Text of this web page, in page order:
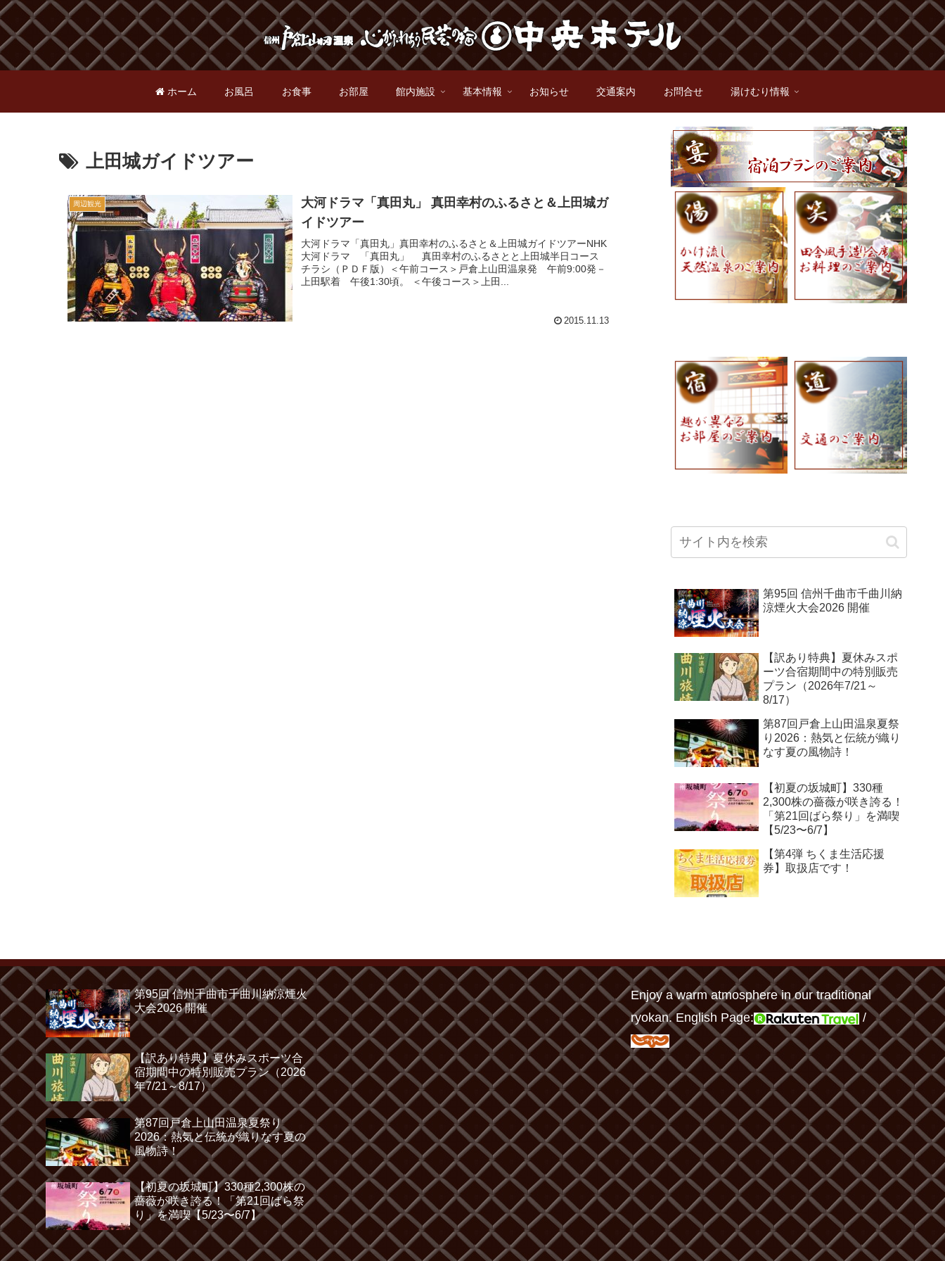
ホーム お風呂 お食事 お部屋 館内施設 基本情報 お知らせ 交通案内 お問合せ 湯けむり情報
上田城ガイドツアー
周辺観光
大河ドラマ「真田丸」 真田幸村のふるさと＆上田城ガ
イドツアー
大河ドラマ「真田丸」真田幸村のふるさと＆上田城ガイドツアーNHK
大河ドラマ 「真田丸」 真田幸村のふるさとと上田城半日コース
チラシ（ＰＤＦ版）＜午前コース＞戸倉上山田温泉発 午前9:00発－
上田駅着 午後1:30頃。 ＜午後コース＞上田...
2015.11.13
第95回 信州千曲市千曲川納
涼煙火大会2026 開催
【訳あり特典】夏休みスポ
ーツ合宿期間中の特別販売
プラン（2026年7/21～
8/17）
第87回戸倉上山田温泉夏祭
り2026：熱気と伝統が織り
なす夏の風物詩！
【初夏の坂城町】330種
2,300株の薔薇が咲き誇る！
「第21回ばら祭り」を満喫
【5/23〜6/7】
【第4弾 ちくま生活応援
券】取扱店です！
第95回 信州千曲市千曲川納涼煙火
大会2026 開催
【訳あり特典】夏休みスポーツ合
宿期間中の特別販売プラン（2026
年7/21～8/17）
第87回戸倉上山田温泉夏祭り
2026：熱気と伝統が織りなす夏の
風物詩！
【初夏の坂城町】330種2,300株の
薔薇が咲き誇る！「第21回ばら祭
り」を満喫【5/23〜6/7】
Enjoy a warm atmosphere in our traditional
ryokan. English Page:
/